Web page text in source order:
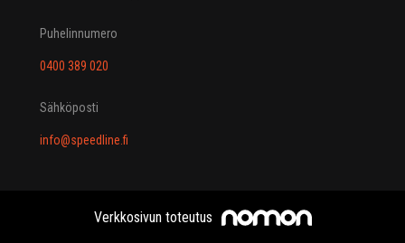
Puhelinnumero
0400 389 020
Sähköposti
info@speedline.fi
Verkkosivun toteutus